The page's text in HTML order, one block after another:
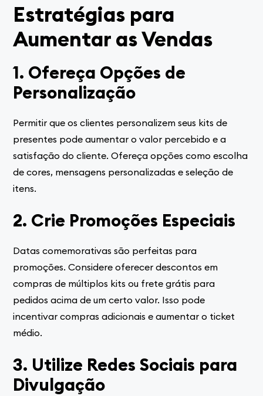
Estratégias para
Aumentar as Vendas
1. Ofereça Opções de
Personalização
Permitir que os clientes personalizem seus kits de
presentes pode aumentar o valor percebido e a
satisfação do cliente. Ofereça opções como escolha
de cores, mensagens personalizadas e seleção de
itens.
2. Crie Promoções Especiais
Datas comemorativas são perfeitas para
promoções. Considere oferecer descontos em
compras de múltiplos kits ou frete grátis para
pedidos acima de um certo valor. Isso pode
incentivar compras adicionais e aumentar o ticket
médio.
3. Utilize Redes Sociais para
Divulgação